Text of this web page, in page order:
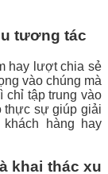
tương tác
hay lượt chia sẻ
vào chúng mà
chỉ tập trung vào
thực sự giúp giải
hàng hay
khai thác xu